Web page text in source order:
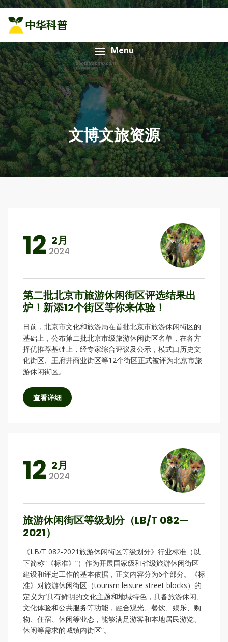
Menu
文博文旅资源
12 2月
2024
第二批北京市旅游休闲街区评选结果出
炉！新添12个街区等你来体验！
日前，北京市文化和旅游局在首批北京市旅游休闲街区的
基础上，公布第二批北京市级旅游休闲街区名单，在各方
择优推荐基础上，经专家综合评议及公示，模式口历史文
化街区、王府井商业街区等12个街区正式被评为北京市旅
游休闲街区。
查看详细
12 2月
2024
旅游休闲街区等级划分（LB/T 082—
2021）
《LB/T 082-2021旅游休闲街区等级划分》行业标准（以
下简称“《标准》”）作为开展国家级和省级旅游休闲街区
建设和评定工作的基本依据，正文内容分为6个部分。《标
准》对旅游休闲街区（tourism leisure street blocks）的
定义为“具有鲜明的文化主题和地域特色，具备旅游休闲、
文化体验和公共服务等功能，融合观光、餐饮、娱乐、购
物、住宿、休闲等业态，能够满足游客和本地居民游览、
休闲等需求的城镇内街区”。